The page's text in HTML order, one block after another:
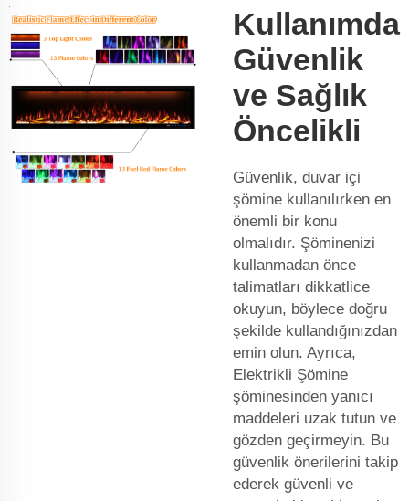
Kullanımda
Güvenlik
ve Sağlık
Öncelikli
Güvenlik, duvar içi
şömine kullanılırken en
önemli bir konu
olmalıdır. Şöminenizi
kullanmadan önce
talimatları dikkatlice
okuyun, böylece doğru
şekilde kullandığınızdan
emin olun. Ayrıca,
Elektrikli Şömine
şöminesinden yanıcı
maddeleri uzak tutun ve
gözden geçirmeyin. Bu
güvenlik önerilerini takip
ederek güvenli ve